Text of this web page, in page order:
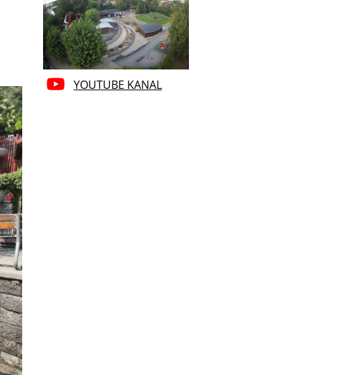
YOUTUBE KANAL